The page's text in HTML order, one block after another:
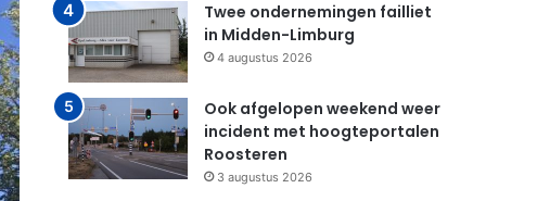
Twee ondernemingen failliet
in Midden-Limburg
4 augustus 2026
Ook afgelopen weekend weer
incident met hoogteportalen
Roosteren
3 augustus 2026